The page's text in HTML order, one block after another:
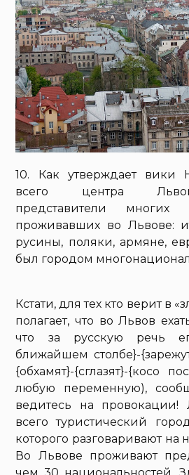
10. Как утверждает вики
всего центра
представители многих
проживавших во Львове:
русины, поляки, армяне,
был городом
Кстати, для тех кто верит в
полагает, что во Львов
что за русскую речь
ближайшем столбе}-
{обхамят}-{сглазят}-{косо
любую переменную),
ведитесь на
всего туристический
которого разговаривают на
Во Львове проживают